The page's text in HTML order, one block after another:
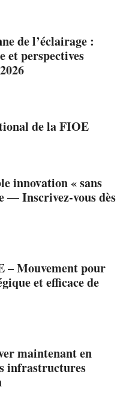
de l’éclairage :
et perspectives
de la FIOE
innovation « sans
— Inscrivez-vous dès
– Mouvement pour
et efficace de
maintenant en
infrastructures